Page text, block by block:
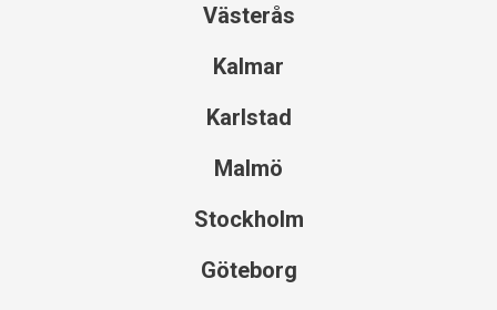
Västerås
Kalmar
Karlstad
Malmö
Stockholm
Göteborg